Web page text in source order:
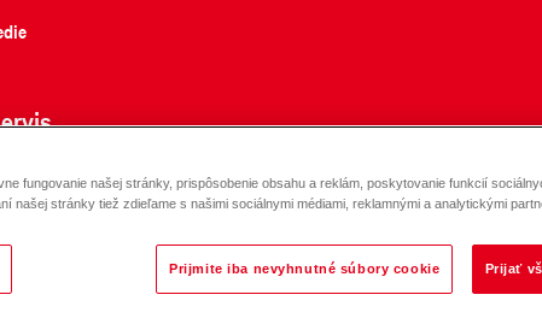
fungovanie našej stránky, prispôsobenie obsahu a reklám, poskytovanie funkcií
našej stránky tiež zdieľame s našimi sociálnymi médiami, reklamnými a analytickými
Prijmite iba nevyhnutné súbory cookie Prijať